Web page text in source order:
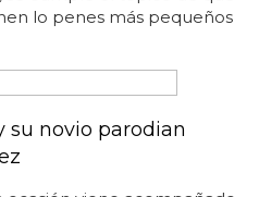
las parejasdelmismo sexo
tan importantes para la